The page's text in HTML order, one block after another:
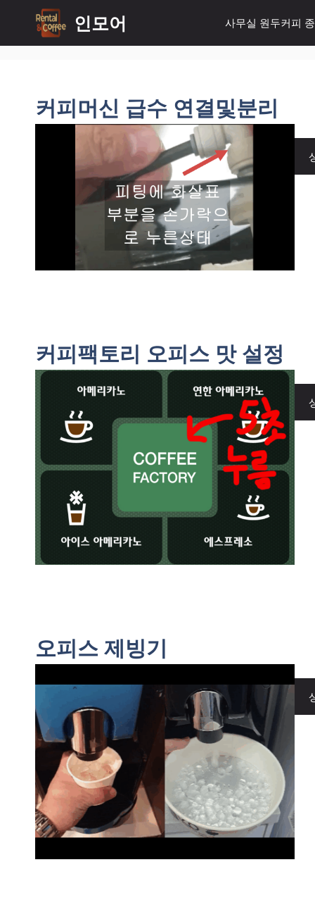
츠
인모어 사무실 원두커피
커피머신 급수 연결및분리
커피팩토리 오피스 맛 설정
오피스 제빙기